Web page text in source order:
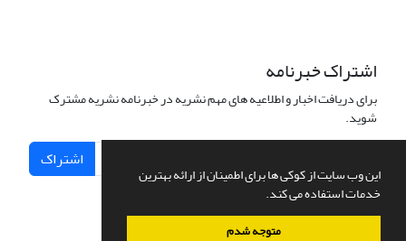
این وب سایت از کوکی ها برای اطمینان از ارائه بهترین
خدمات استفاده می کند.
متوجه شدم
اشتراک خبرنامه
برای دریافت اخبار و اطلاعیه های مهم نشریه در خبرنامه نشریه مشترک
شوید.
اشتراک